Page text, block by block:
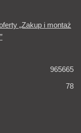
„Zakup i montaż
965665
78